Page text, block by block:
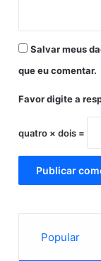
Salvar meus
que eu comentar.
Favor digite a
quatro × dois =
Popular